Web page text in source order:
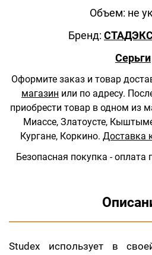
Объем: не
Бренд: СТАДЭКС
Серьги
Оформите заказ и товар
магазин или по адресу.
приобрести товар в одном из
Миассе, Златоусте,
Кургане, Коркино. Доставка
Безопасная покупка - оплата
Studex использует в